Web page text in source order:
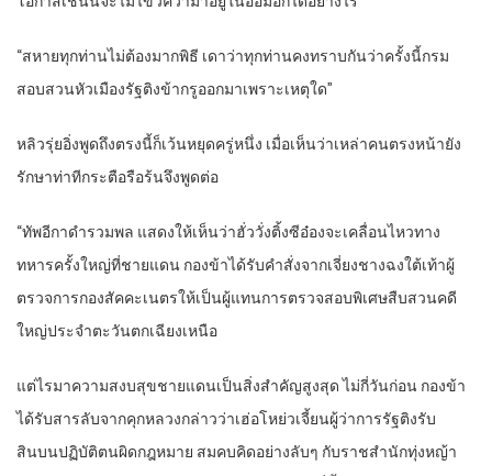
“สหายทุกท่านไม่ต้องมากพิธี เดาว่าทุกท่านคงทราบกันว่าครั้งนี้กรม
สอบสวนหัวเมืองรัฐติงข้ากรูออกมาเพราะเหตุใด”
หลิวรุ่ยอิ่งพูดถึงตรงนี้ก็เว้นหยุดครู่หนึ่ง เมื่อเห็นว่าเหล่าคนตรงหน้ายัง
รักษาท่าทีกระตือรือร้นจึงพูดต่อ
“ทัพอีกาดำรวมพล แสดงให้เห็นว่าฮั่ววั่งติ้งซีอ๋องจะเคลื่อนไหวทาง
ทหารครั้งใหญ่ที่ชายแดน กองข้าได้รับคำสั่งจากเจี่ยงชางฉงใต้เท้าผู้
ตรวจการกองสัคคะเนตรให้เป็นผู้แทนการตรวจสอบพิเศษสืบสวนคดี
ใหญ่ประจำตะวันตกเฉียงเหนือ
แต่ไรมาความสงบสุขชายแดนเป็นสิ่งสำคัญสูงสุด ไม่กี่วันก่อน กองข้า
ได้รับสารลับจากคุกหลวงกล่าวว่าเฮ่อโหย่วเจี้ยนผู้ว่าการรัฐติงรับ
สินบนปฏิบัติตนผิดกฎหมาย สมคบคิดอย่างลับๆ กับราชสำนักทุ่งหญ้า